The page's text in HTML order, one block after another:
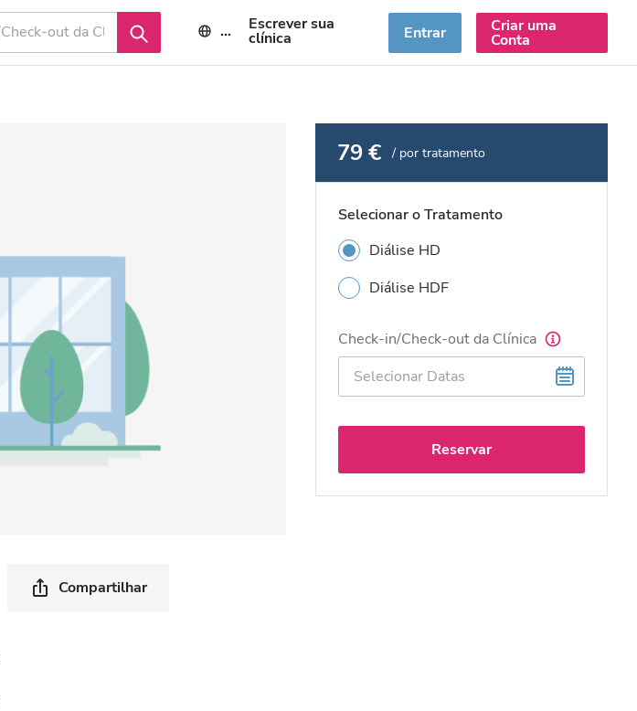
PT Escrever sua
clínica Entrar Criar uma
Conta
Compartilhar
79 € / por tratamento
Selecionar o Tratamento
Diálise HD
Diálise HDF
Check-in/Check-out da Clínica
Reservar